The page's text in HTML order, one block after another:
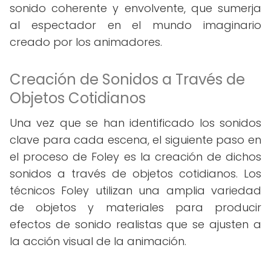
sonido coherente y envolvente, que sumerja
al espectador en el mundo imaginario
creado por los animadores.
Creación de Sonidos a Través de
Objetos Cotidianos
Una vez que se han identificado los sonidos
clave para cada escena, el siguiente paso en
el proceso de Foley es la creación de dichos
sonidos a través de objetos cotidianos. Los
técnicos Foley utilizan una amplia variedad
de objetos y materiales para producir
efectos de sonido realistas que se ajusten a
la acción visual de la animación.